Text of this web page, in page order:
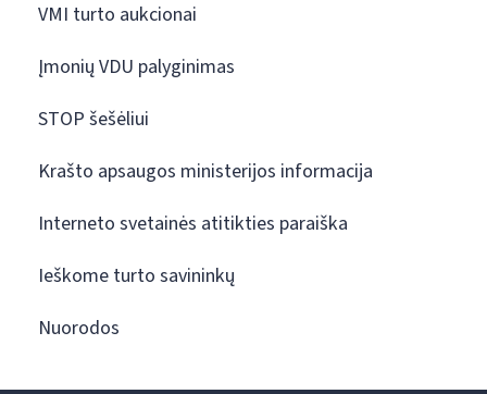
VMI turto aukcionai
Įmonių VDU palyginimas
STOP šešėliui
Krašto apsaugos ministerijos informacija
Interneto svetainės atitikties paraiška
Ieškome turto savininkų
Nuorodos